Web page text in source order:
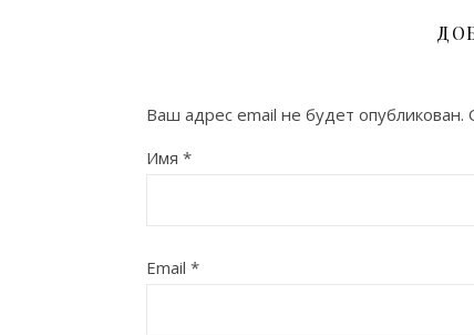
Ваш адрес email не будет опубликован.
Имя *
Email *